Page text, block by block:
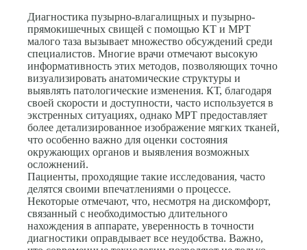
Диагностика пузырно-влагалищных и пузырно-
прямокишечных свищей с помощью КТ и МРТ
малого таза вызывает множество обсуждений среди
специалистов. Многие врачи отмечают высокую
информативность этих методов, позволяющих точно
визуализировать анатомические структуры и
выявлять патологические изменения. КТ, благодаря
своей скорости и доступности, часто используется в
экстренных ситуациях, однако МРТ предоставляет
более детализированное изображение мягких тканей,
что особенно важно для оценки состояния
окружающих органов и выявления возможных
осложнений.
Пациенты, проходящие такие исследования, часто
делятся своими впечатлениями о процессе.
Некоторые отмечают, что, несмотря на дискомфорт,
связанный с необходимостью длительного
нахождения в аппарате, уверенность в точности
диагностики оправдывает все неудобства. Важно,